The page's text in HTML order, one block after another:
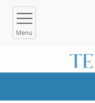
Menu